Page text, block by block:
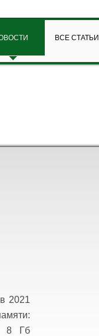
ВСЕ СТАТЬИ
2021
8 Гб